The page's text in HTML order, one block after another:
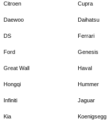
Citroen Cupra
Daewoo Daihatsu
DS Ferrari
Ford Genesis
Great Wall Haval
Hongqi Hummer
Infiniti Jaguar
Kia Koenigsegg